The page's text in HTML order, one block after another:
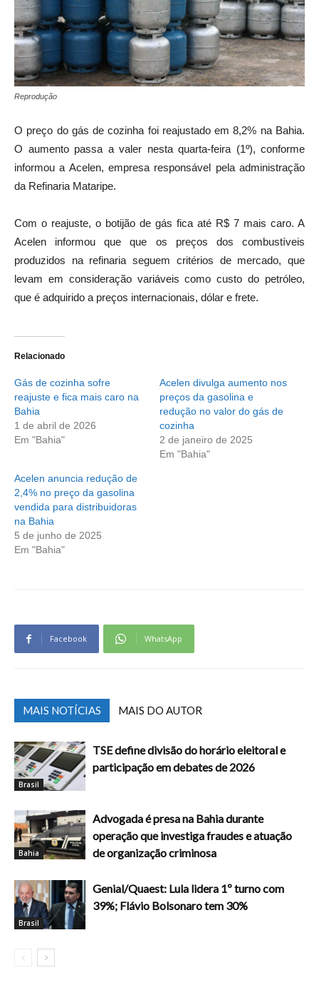
Reprodução
O preço do gás de cozinha foi reajustado em 8,2% na Bahia.
O aumento passa a valer nesta quarta-feira (1º), conforme
informou a Acelen, empresa responsável pela administração
da Refinaria Mataripe.
Com o reajuste, o botijão de gás fica até R$ 7 mais caro. A
Acelen informou que que os preços dos combustíveis
produzidos na refinaria seguem critérios de mercado, que
levam em consideração variáveis como custo do petróleo,
que é adquirido a preços internacionais, dólar e frete.
Relacionado
Gás de cozinha sofre
reajuste e fica mais caro na
Bahia
1 de abril de 2026
Em "Bahia"
Acelen divulga aumento nos
preços da gasolina e
redução no valor do gás de
cozinha
2 de janeiro de 2025
Em "Bahia"
Acelen anuncia redução de
2,4% no preço da gasolina
vendida para distribuidoras
na Bahia
5 de junho de 2025
Em "Bahia"
Facebook WhatsApp
MAIS NOTÍCIAS MAIS DO AUTOR
Brasil
TSE define divisão do horário eleitoral e
participação em debates de 2026
Bahia
Advogada é presa na Bahia durante
operação que investiga fraudes e atuação
de organização criminosa
Brasil
Genial/Quaest: Lula lidera 1º turno com
39%; Flávio Bolsonaro tem 30%